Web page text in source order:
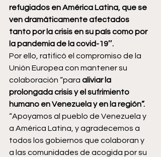
refugiados en América Latina, que se
ven dramáticamente afectados
tanto por la crisis en su país como por
la pandemia de la covid-19″.
Por ello, ratificó el compromiso de la
Unión Europea con mantener su
colaboración “para aliviar la
prolongada crisis y el sufrimiento
humano en Venezuela y en la región”.
“Apoyamos al pueblo de Venezuela y
a América Latina, y agradecemos a
todos los gobiernos que colaboran y
a las comunidades de acogida por su